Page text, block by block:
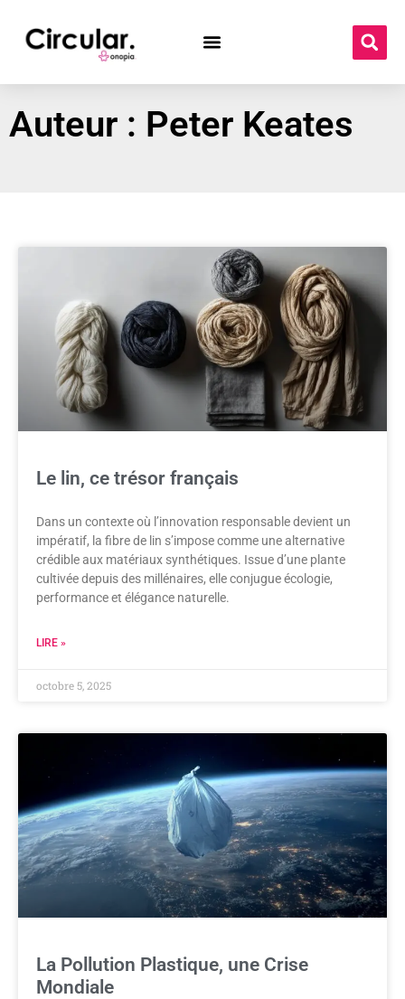
Auteur : Peter Keates
Le lin, ce trésor français
Dans un contexte où l’innovation responsable devient un
impératif, la fibre de lin s’impose comme une alternative
crédible aux matériaux synthétiques. Issue d’une plante
cultivée depuis des millénaires, elle conjugue écologie,
performance et élégance naturelle.
LIRE »
octobre 5, 2025
La Pollution Plastique, une Crise
Mondiale